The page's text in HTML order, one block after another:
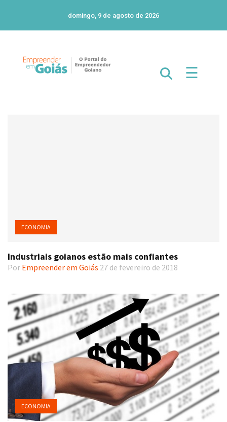
domingo, 9 de agosto de 2026
☰
ECONOMIA
Industriais goianos estão mais confiantes
Por Empreender em Goiás 27 de fevereiro de 2018
ECONOMIA